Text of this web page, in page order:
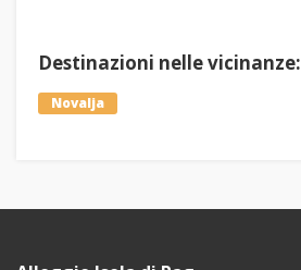
Destinazioni nelle vicinanze:
Novalja